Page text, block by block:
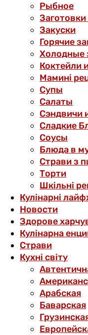
Рыбное
Закуски
Горячие
Холодные
Коктейли
Мамині
Супы
Салаты
Сэндвичи
Сладкие
Соусы
Блюда в
Страви з
Торти
Шкільні
Кулінарні
Новости
Здорове
Кулінарна
Страви
Кухні світу
Арабская
Баварская